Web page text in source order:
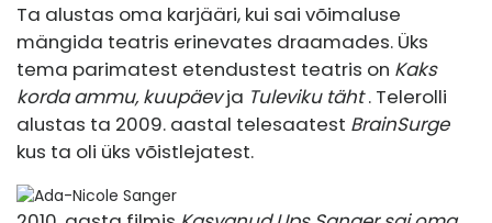
Ta alustas oma karjääri, kui sai võimaluse
mängida teatris erinevates draamades. Üks
tema parimatest etendustest teatris on Kaks
korda ammu, kuupäevja Tuleviku täht. Telerolli
alustas ta 2009. aastal telesaatest BrainSurge
kus ta oli üks võistlejatest.